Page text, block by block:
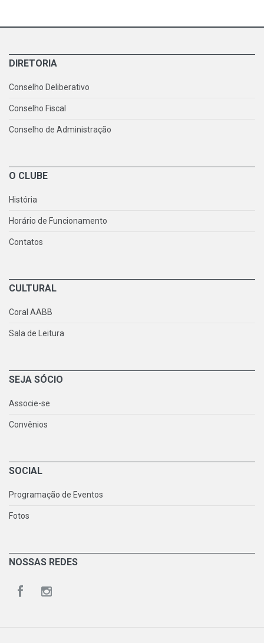
DIRETORIA
Conselho Deliberativo
Conselho Fiscal
Conselho de Administração
O CLUBE
História
Horário de Funcionamento
Contatos
CULTURAL
Coral AABB
Sala de Leitura
SEJA SÓCIO
Associe-se
Convênios
SOCIAL
Programação de Eventos
Fotos
NOSSAS REDES